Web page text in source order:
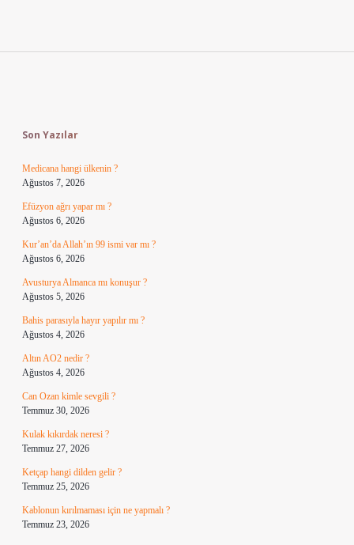
Son Yazılar
Medicana hangi ülkenin ?
Ağustos 7, 2026
Efüzyon ağrı yapar mı ?
Ağustos 6, 2026
Kur’an’da Allah’ın 99 ismi var mı ?
Ağustos 6, 2026
Avusturya Almanca mı konuşur ?
Ağustos 5, 2026
Bahis parasıyla hayır yapılır mı ?
Ağustos 4, 2026
Altın AO2 nedir ?
Ağustos 4, 2026
Can Ozan kimle sevgili ?
Temmuz 30, 2026
Kulak kıkırdak neresi ?
Temmuz 27, 2026
Ketçap hangi dilden gelir ?
Temmuz 25, 2026
Kablonun kırılmaması için ne yapmalı ?
Temmuz 23, 2026